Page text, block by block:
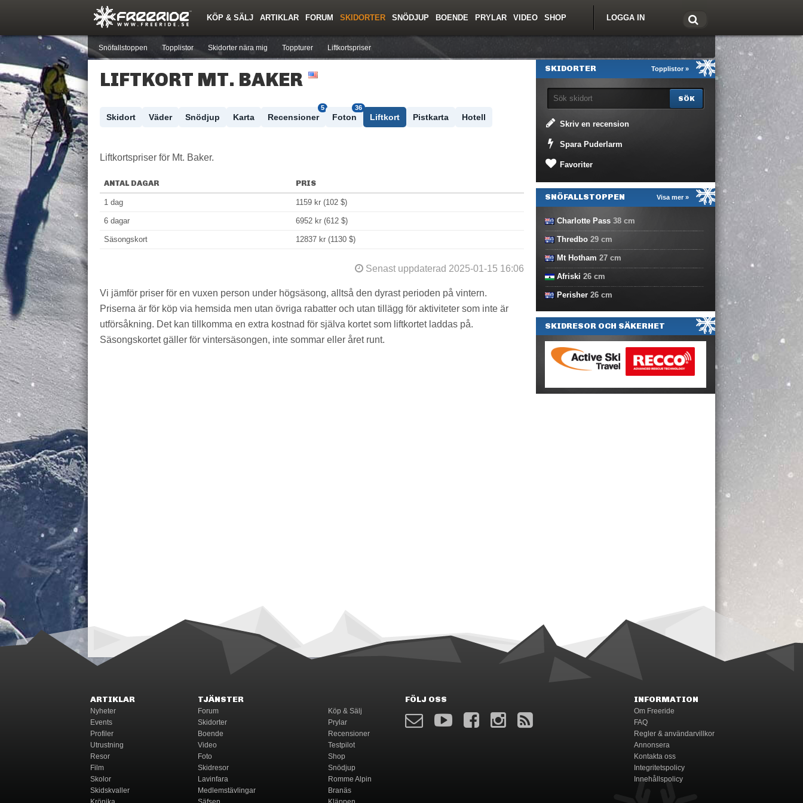
LOGGA IN
KÖP & SÄLJ ARTIKLAR
Nyheter Quiz Events
FORUM
Nya inlägg Forumlista
SKIDORTER
Snöfallstoppen Topplistor Skidorter nära mig Toppturer Liftkortspriser
SNÖDJUP BOENDE PRYLAR
Skidor Pjäxor
VIDEO
Årets Krasch
SHOP
LIFTKORT MT. BAKER
Skidort Väder Snödjup Karta Recensioner
5
Foton
36
Liftkort Pistkarta Hotell
Liftkortspriser för Mt. Baker.
ANTAL DAGAR PRIS
1 dag 1159 kr (102 $)
6 dagar 6952 kr (612 $)
Säsongskort 12837 kr (1130 $)
Senast uppdaterad 2025-01-15 16:06
Vi jämför priser för en vuxen person under högsäsong, alltså den dyrast perioden på vintern.
Priserna är för köp via hemsida men utan övriga rabatter och utan tillägg för aktiviteter som inte är
utförsåkning. Det kan tillkomma en extra kostnad för själva kortet som liftkortet laddas på.
Säsongskortet gäller för vintersäsongen, inte sommar eller året runt.
Topplistor »
SKIDORTER
Skriv en recension
Spara Puderlarm
Favoriter
Visa mer »
SNÖFALLSTOPPEN
Charlotte Pass 38 cm
Thredbo 29 cm
Mt Hotham 27 cm
Afriski 26 cm
Perisher 26 cm
SKIDRESOR OCH SÄKERHET
ARTIKLAR
Nyheter
Events
Profiler
Utrustning
Resor
Film
Skolor
Skidskvaller
TJÄNSTER
Forum
Skidorter
Boende
Video
Foto
Skidresor
Lavinfara
Medlemstävlingar
Köp & Sälj
Prylar
Recensioner
Testpilot
Shop
Snödjup
Romme Alpin
Branäs
FÖLJ OSS INFORMATION
Om Freeride
FAQ
Regler & användarvillkor
Annonsera
Kontakta oss
Integritetspolicy
Innehållspolicy